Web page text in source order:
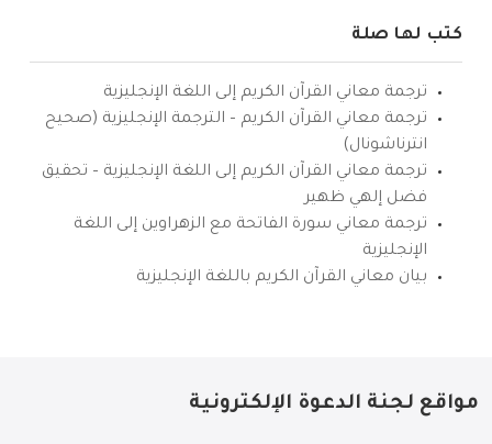
كتب لها صلة
ترجمة معاني القرآن الكريم إلى اللغة الإنجليزية
ترجمة معاني القرآن الكريم – الترجمة الإنجليزية (صحيح
انترناشونال)
ترجمة معاني القرآن الكريم إلى اللغة الإنجليزية – تحقيق
فضل إلهي ظهير
ترجمة معاني سورة الفاتحة مع الزهراوين إلى اللغة
الإنجليزية
بيان معاني القرآن الكريم باللغة الإنجليزية
مواقع لجنة الدعوة الإلكترونية